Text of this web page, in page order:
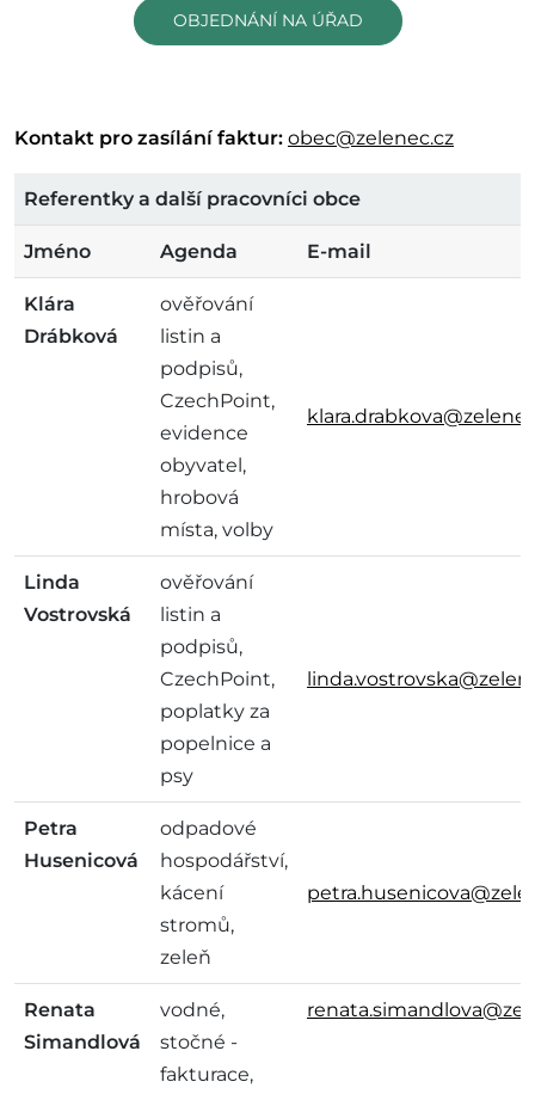
OBJEDNÁNÍ NA ÚŘAD
Kontakt pro zasílání faktur: obec@zelenec.cz
Referentky a další pracovníci obce
Jméno Agenda E-mail
Klára
Drábková
ověřování
listin a
podpisů,
CzechPoint,
evidence
obyvatel,
hrobová
místa, volby
Linda
Vostrovská
ověřování
listin a
podpisů,
CzechPoint,
poplatky za
popelnice a
psy
Petra
Husenicová
odpadové
hospodářství,
kácení
stromů,
zeleň
Renata
Simandlová
vodné,
stočné -
fakturace,